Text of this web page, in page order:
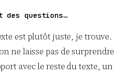
des questions…
est plutôt juste, je trouve.
ne laisse pas de surprendre
avec le reste du texte, un